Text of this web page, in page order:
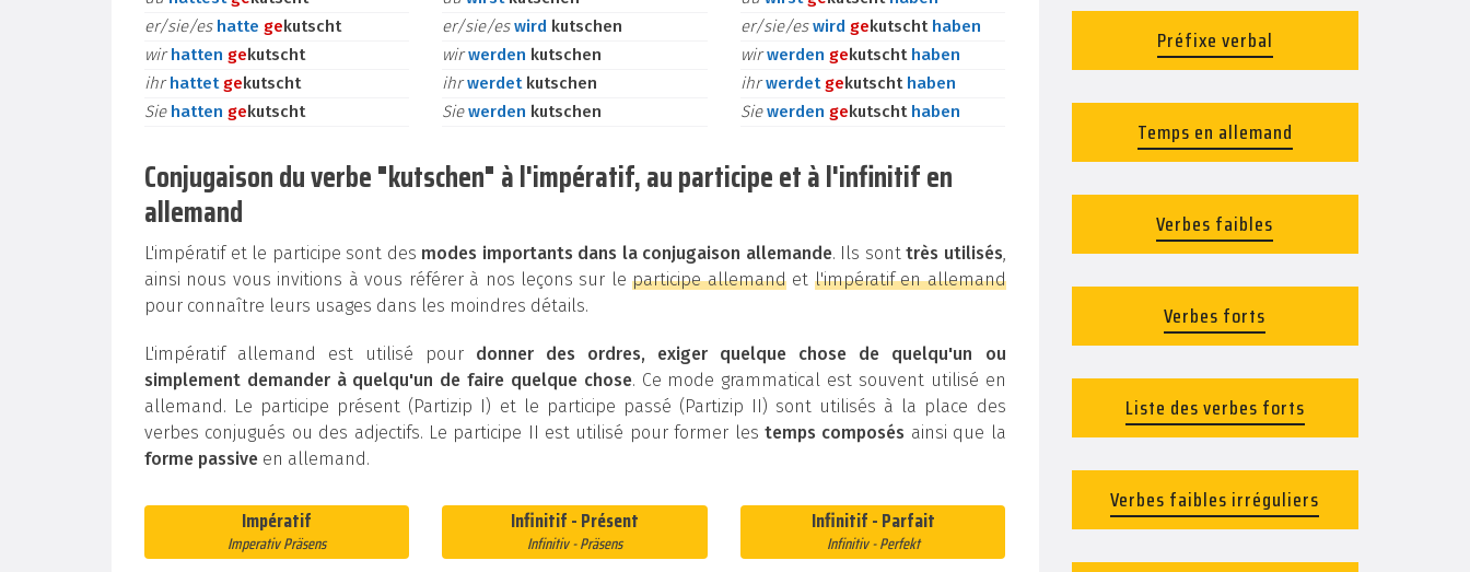
er/sie/es hatte gekutscht
wirhatten gekutscht
ihrhattet gekutscht
Sie hatten gekutscht
er/sie/eswird kutschen
wirwerden kutschen
ihrwerdet kutschen
Siewerden kutschen
er/sie/eswird gekutscht haben
wirwerden gekutscht haben
ihrwerdet gekutscht haben
Siewerden gekutscht haben
Conjugaison du verbe "kutschen" à l'impératif, au participe et à l'infinitif en
allemand
L'impératif et le participe sont des modes importants dans la conjugaison allemande. Ils sont très utilisés,
ainsi nous vous invitions à vous référer à nos leçons sur leparticipe allemandet l'impératif en allemand
pour connaître leurs usages dans les moindres détails.
L'impératif allemand est utilisé pour donner des ordres, exiger quelque chose de quelqu'un ou
simplement demander à quelqu'un de faire quelque chose. Ce mode grammatical est souvent utilisé en
allemand. Le participe présent (Partizip I) et le participe passé (Partizip II) sont utilisés à la place des
verbes conjugués ou des adjectifs. Le participe II est utilisé pour former les temps composés ainsi que la
forme passive en allemand.
Impératif
Imperativ Präsens
Infinitif - Présent
Infinitiv - Präsens
Infinitif - Parfait
Infinitiv - Perfekt
Préfixe verbal
Temps en allemand
Verbes faibles
Verbes forts
Liste des verbes forts
Verbes faibles irréguliers